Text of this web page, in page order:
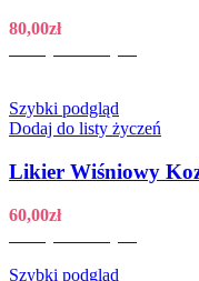
80,00zł
Szybki podgląd
Dodaj do listy życzeń
Likier Wiśniowy
60,00zł
Szybki podgląd